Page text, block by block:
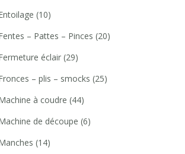
(10)
– Pattes – Pinces (20)
éclair (29)
– plis – smocks (25)
à coudre (44)
de découpe (6)
(14)